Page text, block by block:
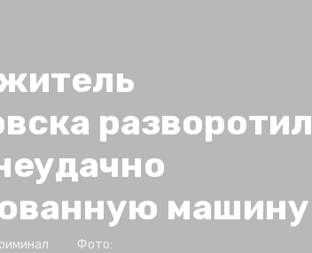
разворотил
машину
Фото: